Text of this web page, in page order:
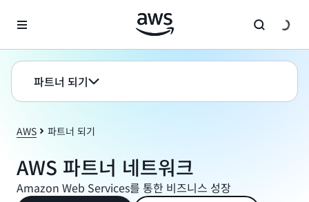
파트너 되기
AWS 파트너 되기
AWS 파트너 네트워크
Amazon Web Services를 통한 비즈니스 성장